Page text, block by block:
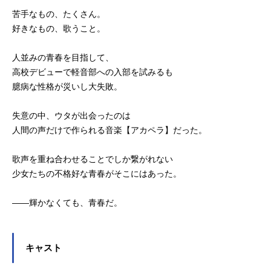
苦手なもの、たくさん。
好きなもの、歌うこと。
人並みの青春を目指して、
高校デビューで軽音部への入部を試みるも
臆病な性格が災いし大失敗。
失意の中、ウタが出会ったのは
人間の声だけで作られる音楽【アカペラ】だった。
歌声を重ね合わせることでしか繋がれない
少女たちの不格好な青春がそこにはあった。
――輝かなくても、青春だ。
キャスト